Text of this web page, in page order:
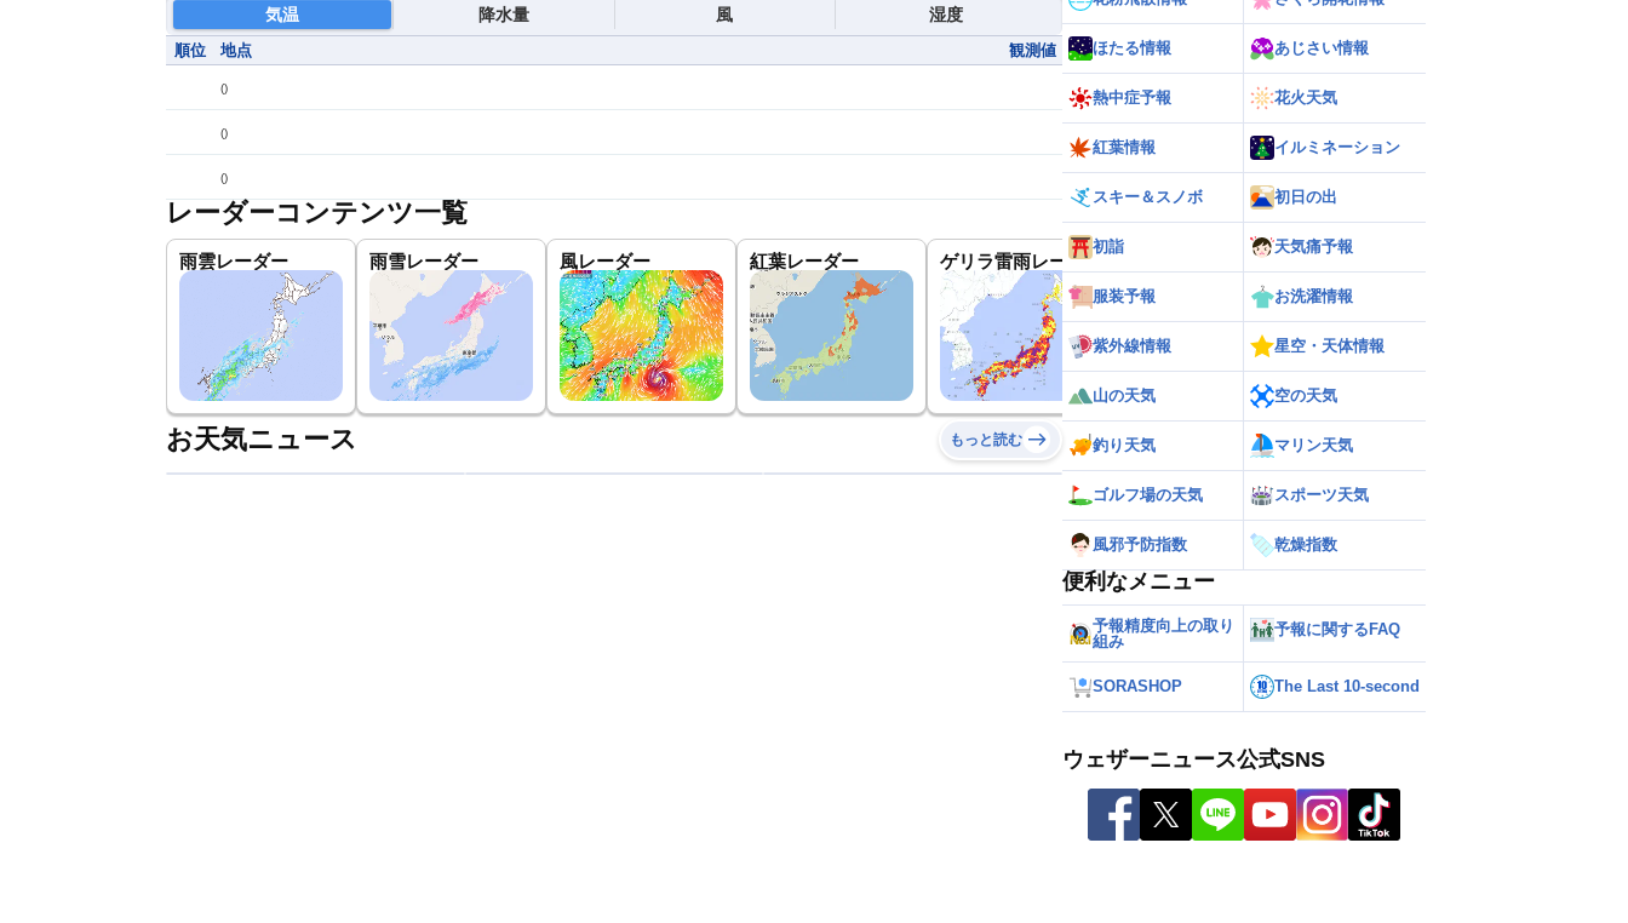
気温 降水量 風 湿度
順位 地点 観測値
()
()
()
レーダーコンテンツ一覧
雨雲レーダー 雨雪レーダー 風レーダー 紅葉レーダー ゲリラ雷雨レーダー 世界の雨雲レーダー
お天気ニュース もっと読む
ほたる情報 あじさい情報
熱中症予報 花火天気
紅葉情報 イルミネーション
スキー＆スノボ 初日の出
初詣 天気痛予報
服装予報 お洗濯情報
紫外線情報 星空・天体情報
山の天気 空の天気
釣り天気 マリン天気
ゴルフ場の天気 スポーツ天気
風邪予防指数 乾燥指数
便利なメニュー
予報精度向上の取り
組み
予報に関するFAQ
SORASHOP The Last 10-second
ウェザーニュース公式SNS